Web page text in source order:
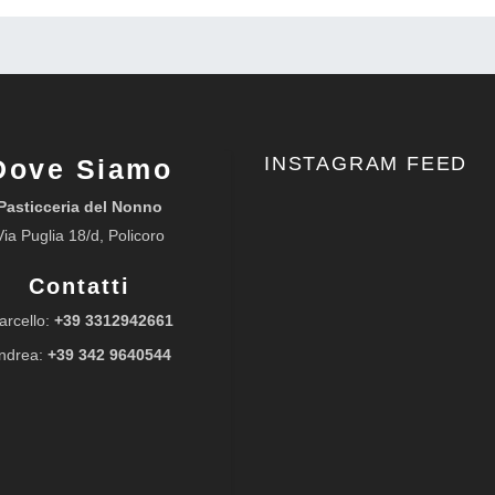
Siamo
del Nonno
Puglia 18/d, Policoro
Contatti
+39 3312942661
+39 342 9640544
INSTAGRAM FEED